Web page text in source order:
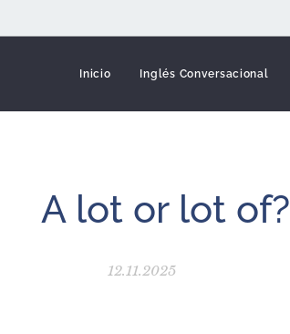
Inicio Inglés Conversacional
🤔A lot or lot of?
12.11.2025